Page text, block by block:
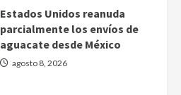
Estados Unidos reanuda
parcialmente los envíos de
aguacate desde México
agosto 8, 2026